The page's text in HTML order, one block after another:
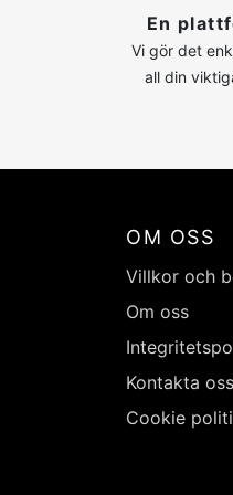
En
Vi gör det
all din
OM OSS
Villkor och
Om oss
Kontakta oss
Cookie